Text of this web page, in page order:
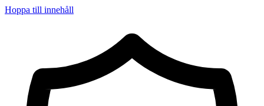
Hoppa till innehåll